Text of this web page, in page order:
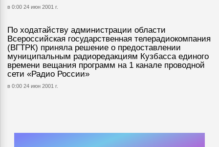
в 0:00 24 июн 2001 г.
По ходатайству администрации области
Всероссийская государственная телерадиокомпания
(ВГТРК) приняла решение о предоставлении
муниципальным радиоредакциям Кузбасса единого
времени вещания программ на 1 канале проводной
сети «Радио России»
в 0:00 24 июн 2001 г.